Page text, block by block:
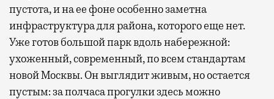
пустота, и на ее фоне особенно заметна
инфраструктура для района, которого еще нет.
Уже готов большой парк вдоль набережной:
ухоженный, современный, по всем стандартам
новой Москвы. Он выглядит живым, но остается
пустым: за полчаса прогулки здесь можно